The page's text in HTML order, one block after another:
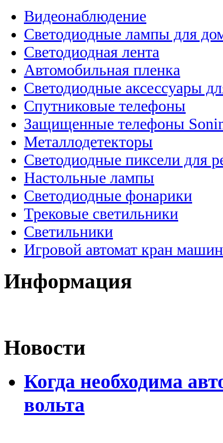
Видеонаблюдение
Светодиодные лампы для
Светодиодная лента
Автомобильная пленка
Светодиодные аксессуары
Спутниковые телефоны
Защищенные телефоны
Металлодетекторы
Светодиодные пиксели для
Настольные лампы
Светодиодные фонарики
Трековые светильники
Светильники
Игровой автомат кран
Информация
Новости
Когда необходима
вольта